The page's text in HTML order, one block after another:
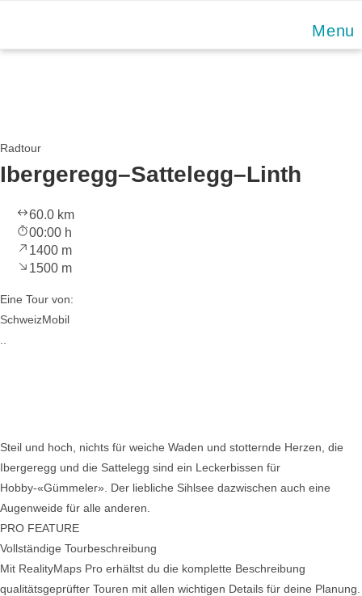
content
Menu
Radtour
Ibergeregg–Sattelegg–Linth
60.0 km
00:00 h
1400 m
1500 m
Eine Tour von:
SchweizMobil
Steil und hoch, nichts für weiche Waden und stotternde Herzen, die
Ibergeregg und die Sattelegg sind ein Leckerbissen für
Hobby-«Gümmeler». Der liebliche Sihlsee dazwischen auch eine
Augenweide für alle anderen.
PRO FEATURE
Vollständige Tourbeschreibung
Mit RealityMaps Pro erhältst du die komplette Beschreibung
qualitätsgeprüfter Touren mit allen wichtigen Details für deine Planung.